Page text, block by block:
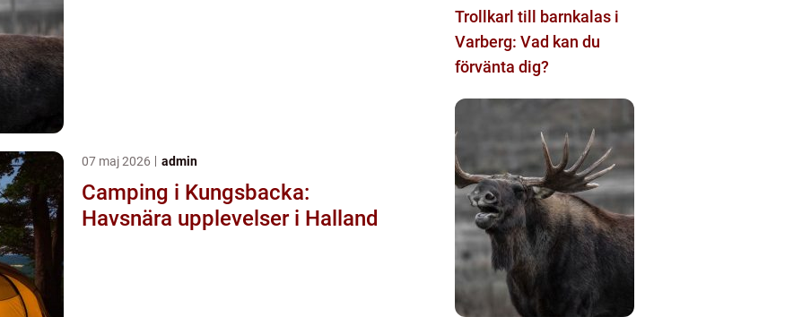
07 maj 2026 admin
Camping i Kungsbacka:
Havsnära upplevelser i Halland
Trollkarl till barnkalas i
Varberg: Vad kan du
förvänta dig?